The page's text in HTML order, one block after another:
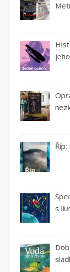
s